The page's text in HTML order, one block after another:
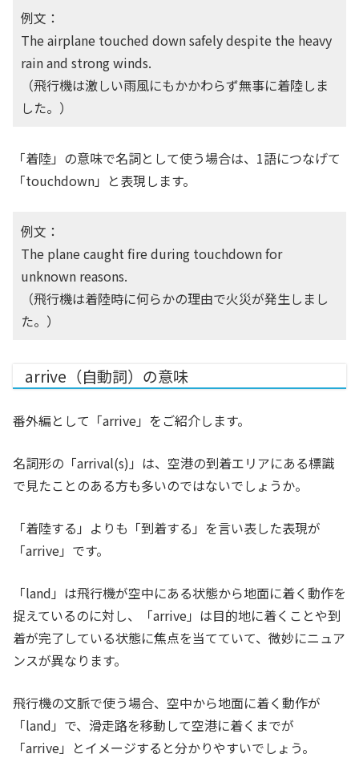
例文：
The airplane touched down safely despite the heavy
rain and strong winds.
（飛行機は激しい雨風にもかかわらず無事に着陸しま
した。）
「着陸」の意味で名詞として使う場合は、1語につなげて
「touchdown」と表現します。
例文：
The plane caught fire during touchdown for
unknown reasons.
（飛行機は着陸時に何らかの理由で火災が発生しまし
た。）
arrive（自動詞）の意味
番外編として「arrive」をご紹介します。
名詞形の「arrival(s)」は、空港の到着エリアにある標識
で見たことのある方も多いのではないでしょうか。
「着陸する」よりも「到着する」を言い表した表現が
「arrive」です。
「land」は飛行機が空中にある状態から地面に着く動作を
捉えているのに対し、「arrive」は目的地に着くことや到
着が完了している状態に焦点を当てていて、微妙にニュア
ンスが異なります。
飛行機の文脈で使う場合、空中から地面に着く動作が
「land」で、滑走路を移動して空港に着くまでが
「arrive」とイメージすると分かりやすいでしょう。